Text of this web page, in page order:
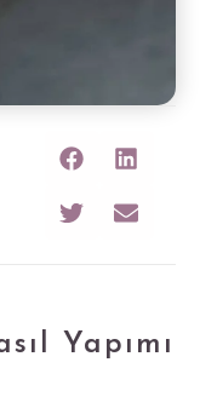
Yapımı